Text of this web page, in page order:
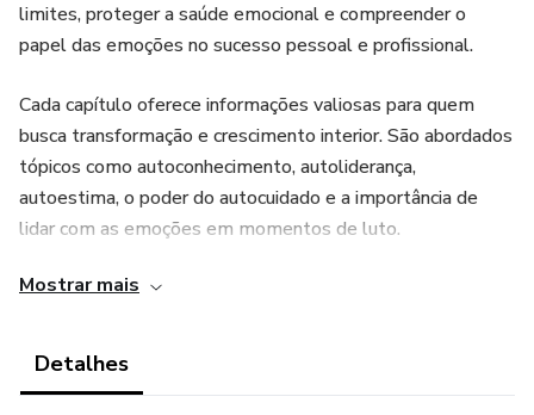
limites, proteger a saúde emocional e compreender o
papel das emoções no sucesso pessoal e profissional.
Cada capítulo oferece informações valiosas para quem
busca transformação e crescimento interior. São abordados
tópicos como autoconhecimento, autoliderança,
autoestima, o poder do autocuidado e a importância de
lidar com as emoções em momentos de luto.
O livro também explora a influência da inteligência
liderança.
Mostrar mais
Detalhes